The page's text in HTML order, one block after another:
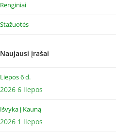
Renginiai
Stažuotės
Naujausi įrašai
Liepos 6 d.
2026 6 liepos
Išvyka į Kauną
2026 1 liepos